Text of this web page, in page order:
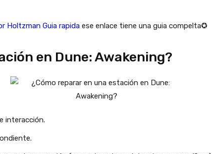
Holtzman Guia rapida ese enlace tiene una guia compelta✪
en Dune: Awakening?
interacción.